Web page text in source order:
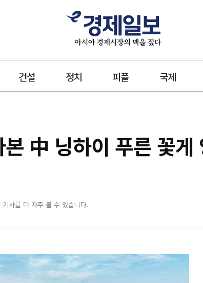
건설 정치 피플 국제
中 닝하이 푸른 꽃게
사를 더 자주 볼 수 있습니다.